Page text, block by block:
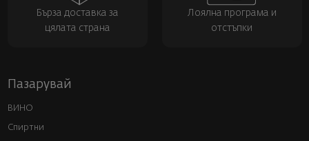
Бърза доставка за
цялата страна
Лоялна програма и
отстъпки
Пазарувай
ВИНО
Спиртни